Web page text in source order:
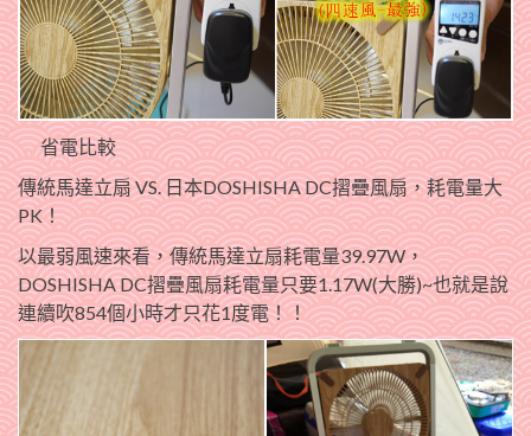
省電比較
傳統馬達立扇 VS. 日本DOSHISHA DC摺疊風扇，耗電量大
PK！
以最弱風速來看，傳統馬達立扇耗電量39.97W，
DOSHISHA DC摺疊風扇耗電量只要1.17W(大勝)~也就是說
連續吹854個小時才只花1度電！！